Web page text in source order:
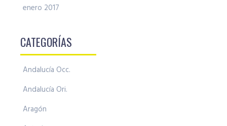
enero 2017
CATEGORÍAS
Andalucía Occ.
Andalucía Ori.
Aragón